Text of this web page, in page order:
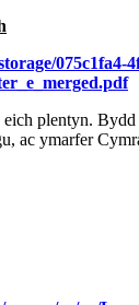
075c1fa4-
plentyn.
ac ymarfer